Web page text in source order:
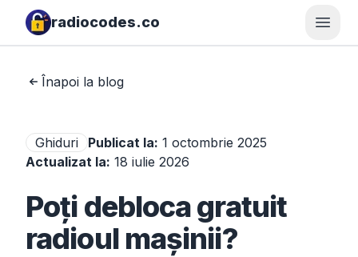
radiocodes.co
Înapoi la blog
Ghiduri Publicat la: 1 octombrie 2025
Actualizat la: 18 iulie 2026
Poți debloca gratuit
radioul mașinii?